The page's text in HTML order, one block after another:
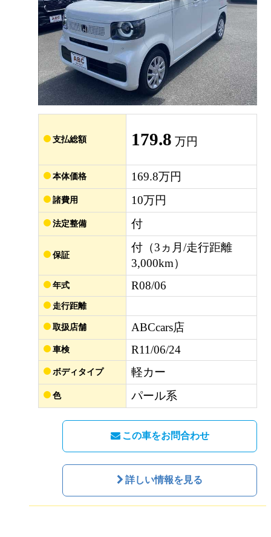
支払総額 179.8 万円
本体価格 169.8万円
諸費用 10万円
法定整備 付
保証
付（3ヵ月/走行距離
3,000km）
年式 R08/06
走行距離
取扱店舗 ABCcars店
車検 R11/06/24
ボディタイプ 軽カー
色 パール系
この車をお問合わせ
詳しい情報を見る